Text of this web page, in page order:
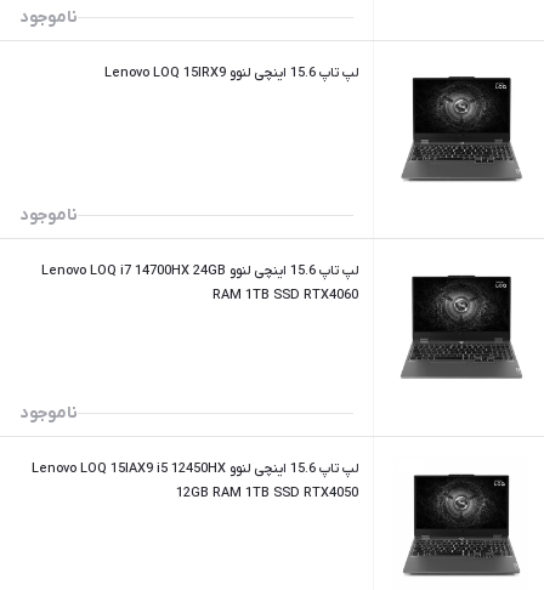
ناموجود
لپ تاپ 15.6 اینچی لنوو Lenovo LOQ 15IRX9
ناموجود
لپ تاپ 15.6 اینچی لنوو Lenovo LOQ i7 14700HX 24GB
RAM 1TB SSD RTX4060
ناموجود
لپ تاپ 15.6 اینچی لنوو Lenovo LOQ 15IAX9 i5 12450HX
12GB RAM 1TB SSD RTX4050